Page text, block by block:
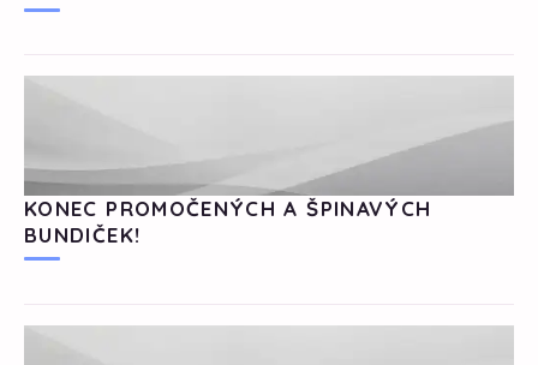
KONEC PROMOČENÝCH A ŠPINAVÝCH
BUNDIČEK!